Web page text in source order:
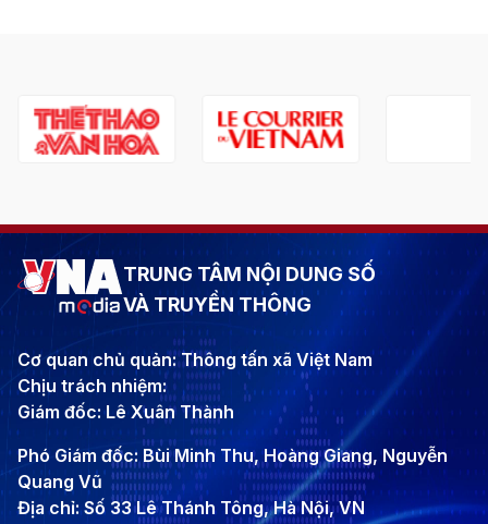
TRUNG TÂM NỘI DUNG SỐ
VÀ TRUYỀN THÔNG
Cơ quan chủ quản: Thông tấn xã Việt Nam
Chịu trách nhiệm:
Giám đốc: Lê Xuân Thành
Phó Giám đốc: Bùi Minh Thu, Hoàng Giang, Nguyễn
Quang Vũ
Địa chỉ: Số 33 Lê Thánh Tông, Hà Nội, VN